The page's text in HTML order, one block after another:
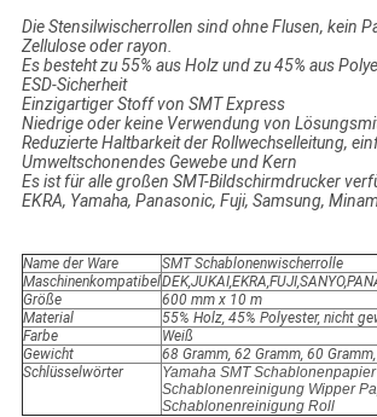
Die Stensilwischerrollen sind ohne Flusen, kein
Zellulose oder rayon.
Es besteht zu 55% aus Holz und zu 45% aus
ESD-Sicherheit
Einzigartiger Stoff von SMT Express
Niedrige oder keine Verwendung von
Reduzierte Haltbarkeit der Rollwechselleitung,
Umweltschonendes Gewebe und Kern
Es ist für alle großen SMT-Bildschirmdrucker
EKRA, Yamaha, Panasonic, Fuji, Samsung,
Name der Ware
SMT Schablonenwischerrolle
Maschinenkompatibel
Größe
600 mm x 10 m
Material
55% Holz, 45% Polyester, nicht
Farbe
Weiß
Gewicht
68 Gramm, 62 Gramm, 60
Schlüsselwörter
Yamaha SMT
Schablonenreinigung Wipper
Schablonenreinigung Roll